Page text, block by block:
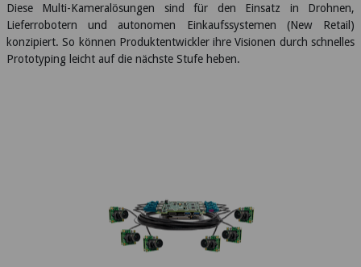
Diese Multi-Kameralösungen sind für den Einsatz in Drohnen,
Lieferrobotern und autonomen Einkaufssystemen (New Retail)
konzipiert. So können Produktentwickler ihre Visionen durch schnelles
Prototyping leicht auf die nächste Stufe heben.